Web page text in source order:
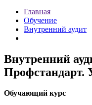
Главная
Обучение
Внутренний аудит
Внутренний
Профстандарт.
Обучающий курс